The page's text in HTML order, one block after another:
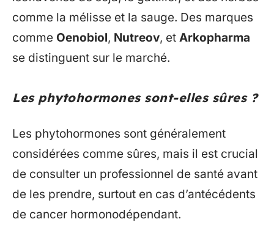
comme la mélisse et la sauge. Des marques
comme Oenobiol, Nutreov, et Arkopharma
se distinguent sur le marché.
Les phytohormones sont-elles sûres ?
Les phytohormones sont généralement
considérées comme sûres, mais il est crucial
de consulter un professionnel de santé avant
de les prendre, surtout en cas d’antécédents
de cancer hormonodépendant.